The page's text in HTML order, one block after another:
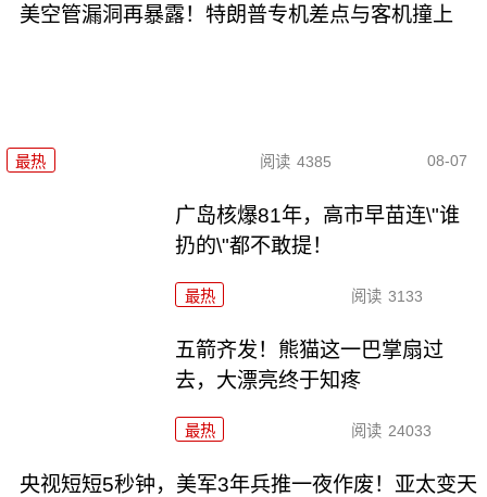
美空管漏洞再暴露！特朗普专机差点与客机撞上
最热 阅读 4385 08-07
广岛核爆81年，高市早苗连\"谁
扔的\"都不敢提！
最热 阅读 3133
五箭齐发！熊猫这一巴掌扇过
去，大漂亮终于知疼
最热 阅读 24033
央视短短5秒钟，美军3年兵推一夜作废！亚太变天